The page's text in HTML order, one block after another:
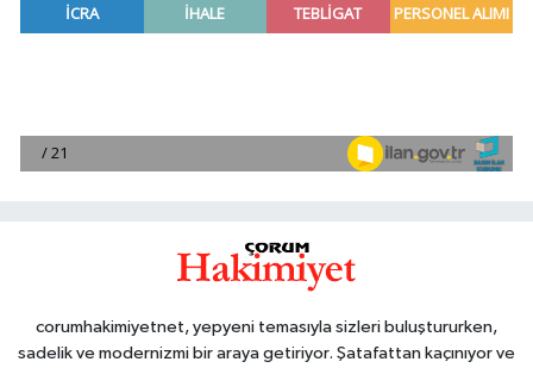
corumhakimiyetnet, yepyeni temasıyla sizleri buluştururken,
sadelik ve modernizmi bir araya getiriyor. Şatafattan kaçınıyor ve